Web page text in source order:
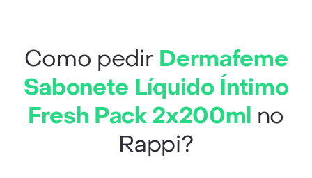
Como pedir Dermafeme
Sabonete Líquido Íntimo
Fresh Pack 2x200ml no
Rappi?